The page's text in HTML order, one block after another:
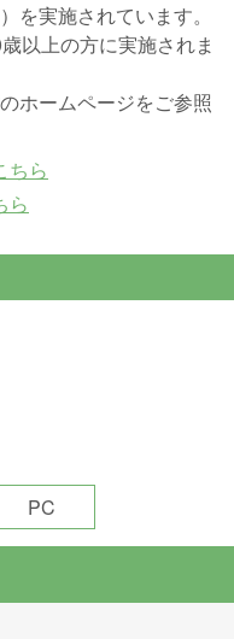
を実施されています。
以上の方に実施されま
ホームページをご参照
ちら
ら
PC